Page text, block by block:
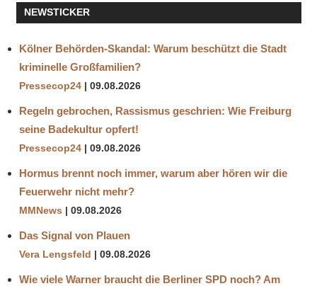
NEWSTICKER
Kölner Behörden-Skandal: Warum beschützt die Stadt
kriminelle Großfamilien?
Pressecop24 09.08.2026
Regeln gebrochen, Rassismus geschrien: Wie Freiburg
seine Badekultur opfert!
Pressecop24 09.08.2026
Hormus brennt noch immer, warum aber hören wir die
Feuerwehr nicht mehr?
MMNews 09.08.2026
Das Signal von Plauen
Vera Lengsfeld 09.08.2026
Wie viele Warner braucht die Berliner SPD noch? Am